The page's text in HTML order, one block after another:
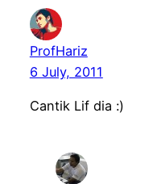
ProfHariz
6 July, 2011
Cantik Lif dia :)